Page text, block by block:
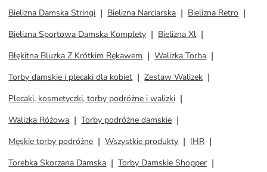
Bielizna Damska Stringi
Bielizna Narciarska
Bielizna Retro
Bielizna Sportowa Damska Komplety
Bielizna Xl
Błękitna Bluzka Z Krótkim Rękawem
Walizka Torba
Torby damskie i plecaki dla kobiet
Zestaw Walizek
Plecaki, kosmetyczki, torby podróżne i walizki
Walizka Różowa
Torby podróżne damskie
Męskie torby podróżne
Wszystkie produkty
IHR
Torebka Skorzana Damska
Torby Damskie Shopper